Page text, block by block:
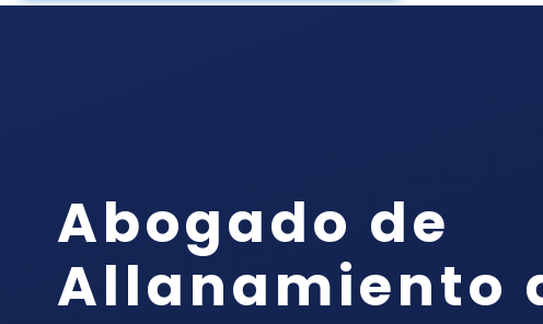
Abogado de
Allanamiento